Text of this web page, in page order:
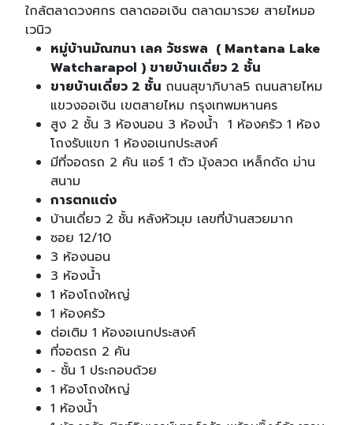
ใกล้ตลาดวงศกร ตลาดออเงิน ตลาดมารวย สายไหมอ
เวนิว
หมู่บ้านมัณฑนา เลค วัชรพล ( Mantana Lake
Watcharapol ) ขายบ้านเดี่ยว 2 ชั้น
ขายบ้านเดี่ยว 2 ชั้น ถนนสุขาภิบาล5 ถนนสายไหม
แขวงออเงิน เขตสายไหม กรุงเทพมหานคร
สูง 2 ชั้น 3 ห้องนอน 3 ห้องน้ำ 1 ห้องครัว 1 ห้อง
โถงรับแขก 1 ห้องอเนกประสงค์
มีที่จอดรถ 2 คัน แอร์ 1 ตัว มุ้งลวด เหล็กดัด ม่าน
สนาม
การตกแต่ง
บ้านเดี่ยว 2 ชั้น หลังหัวมุม เลขที่บ้านสวยมาก
ซอย 12/10
3 ห้องนอน
3 ห้องน้ำ
1 ห้องโถงใหญ่
1 ห้องครัว
ต่อเติม 1 ห้องอเนกประสงค์
ที่จอดรถ 2 คัน
- ชั้น 1 ประกอบด้วย
1 ห้องโถงใหญ่
1 ห้องน้ำ